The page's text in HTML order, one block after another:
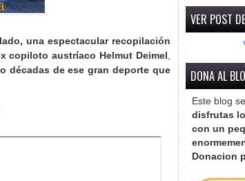
una espectacular recopilación
copiloto austríaco Helmut Deimel
décadas de ese gran deporte que
VER POST
DONA AL
Este blog
disfrutas
con un
Donacion